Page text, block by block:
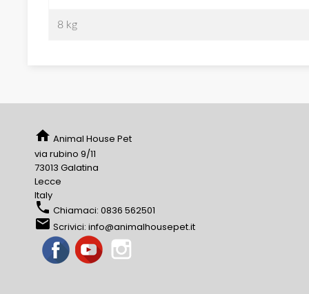
8 kg
home Animal House Pet
via rubino 9/11
73013 Galatina
Lecce
Italy
phone Chiamaci: 0836 562501
email Scrivici: info@animalhousepet.it
FacebookYouTube